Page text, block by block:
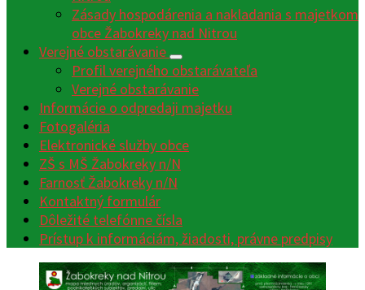
Zásady hospodárenia a nakladania s majetkom
obce Žabokreky nad Nitrou
Verejné obstarávanie
Profil verejného obstarávateľa
Verejné obstarávanie
Informácie o odpredaji majetku
Fotogaléria
Elektronické služby obce
ZŠ s MŠ Žabokreky n/N
Farnosť Žabokreky n/N
Kontaktný formulár
Dôležité telefónne čísla
Prístup k informáciám, žiadosti, právne predpisy